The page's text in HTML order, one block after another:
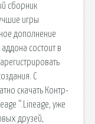
сборник
игры
дополнение
состоит в
С
скачать Контр-
“.Lineage, уже
друзей,